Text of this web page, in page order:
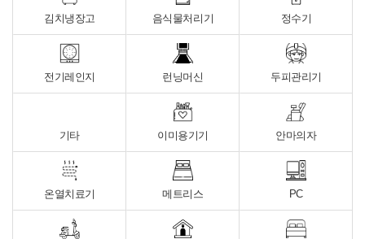
김치냉장고 음식물처리기 정수기
전기레인지 런닝머신 두피관리기
기타 이미용기기 안마의자
온열치료기 메트리스 PC